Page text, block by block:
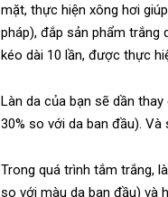
mặt, thực hiện xông hơi
pháp), đắp sản phẩm trắng
kéo dài 10 lần, được thực
Làn da của bạn sẽ dần
30% so với da ban đầu).
Trong quá trình tắm trắng,
so với màu da ban đầu) và